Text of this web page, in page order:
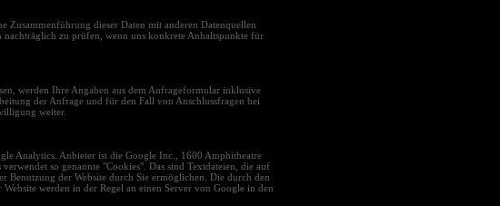
Zusammenführung dieser Daten mit anderen Datenquellen
zu prüfen, wenn uns konkrete Anhaltspunkte für
werden Ihre Angaben aus dem Anfrageformular inklusive
der Anfrage und für den Fall von Anschlussfragen bei
weiter.
Analytics. Anbieter ist die Google Inc., 1600 Amphitheatre
so genannte "Cookies". Das sind Textdateien, die auf
Benutzung der Website durch Sie ermöglichen. Die durch den
werden in der Regel an einen Server von Google in den